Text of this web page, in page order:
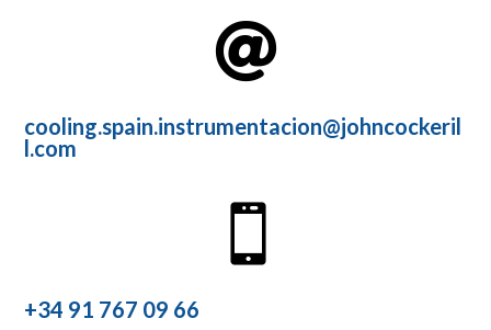

cooling.spain.instrumentacion@johncockeril
l.com

+34 91 767 09 66